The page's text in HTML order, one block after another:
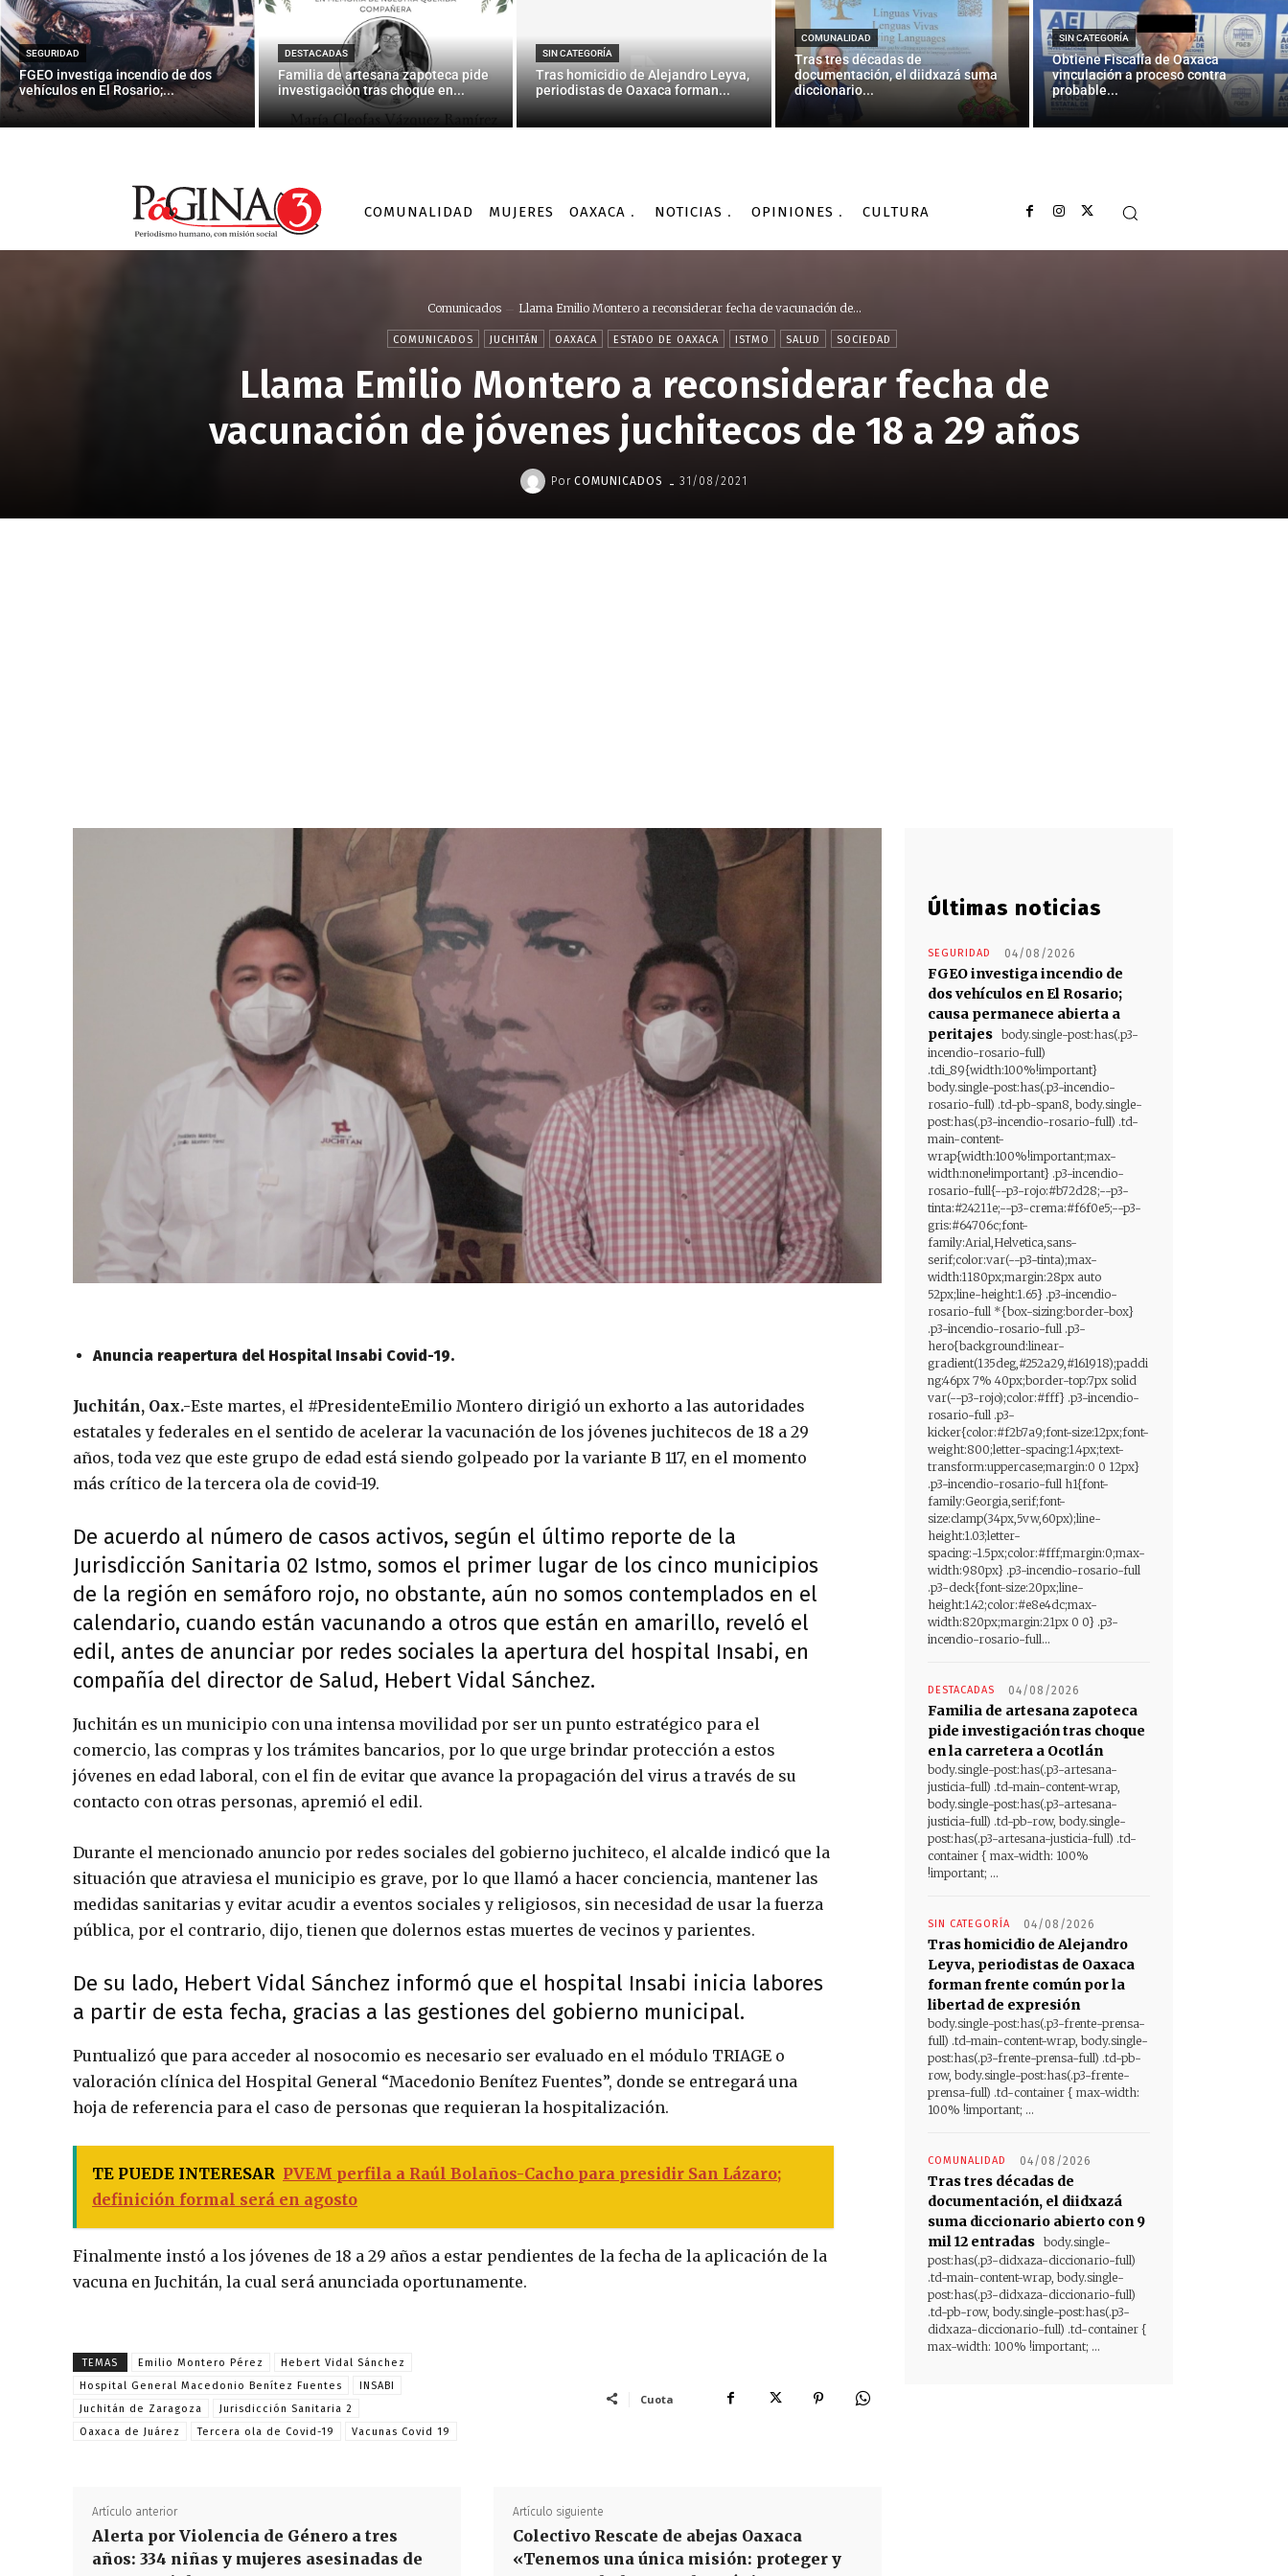
SEGURIDAD
FGEO investiga incendio de dos
vehículos en El Rosario;...
DESTACADAS
Familia de artesana zapoteca pide
investigación tras choque en...
SIN CATEGORÍA
Tras homicidio de Alejandro Leyva,
periodistas de Oaxaca forman...
COMUNALIDAD
Tras tres décadas de
documentación, el diidxazá suma
diccionario...
SIN CATEGORÍA
Obtiene Fiscalía de Oaxaca
vinculación a proceso contra
probable...
COMUNALIDAD MUJERES OAXACA NOTICIAS OPINIONES CULTURA
Comunicados Llama Emilio Montero a reconsiderar fecha de vacunación de...
COMUNICADOS JUCHITÁN OAXACA ESTADO DE OAXACA ISTMO SALUD SOCIEDAD
Llama Emilio Montero a reconsiderar fecha de
vacunación de jóvenes juchitecos de 18 a 29 años
Por COMUNICADOS - 31/08/2021
Anuncia reapertura del Hospital Insabi Covid-19.
Juchitán, Oax.-Este martes, el #PresidenteEmilio Montero dirigió un exhorto a las autoridades
estatales y federales en el sentido de acelerar la vacunación de los jóvenes juchitecos de 18 a 29
años, toda vez que este grupo de edad está siendo golpeado por la variante B 117, en el momento
más crítico de la tercera ola de covid-19.
De acuerdo al número de casos activos, según el último reporte de la
Jurisdicción Sanitaria 02 Istmo, somos el primer lugar de los cinco municipios
de la región en semáforo rojo, no obstante, aún no somos contemplados en el
calendario, cuando están vacunando a otros que están en amarillo, reveló el
edil, antes de anunciar por redes sociales la apertura del hospital Insabi, en
compañía del director de Salud, Hebert Vidal Sánchez.
Juchitán es un municipio con una intensa movilidad por ser un punto estratégico para el
comercio, las compras y los trámites bancarios, por lo que urge brindar protección a estos
jóvenes en edad laboral, con el fin de evitar que avance la propagación del virus a través de su
contacto con otras personas, apremió el edil.
Durante el mencionado anuncio por redes sociales del gobierno juchiteco, el alcalde indicó que la
situación que atraviesa el municipio es grave, por lo que llamó a hacer conciencia, mantener las
medidas sanitarias y evitar acudir a eventos sociales y religiosos, sin necesidad de usar la fuerza
pública, por el contrario, dijo, tienen que dolernos estas muertes de vecinos y parientes.
De su lado, Hebert Vidal Sánchez informó que el hospital Insabi inicia labores
a partir de esta fecha, gracias a las gestiones del gobierno municipal.
Puntualizó que para acceder al nosocomio es necesario ser evaluado en el módulo TRIAGE o
valoración clínica del Hospital General “Macedonio Benítez Fuentes”, donde se entregará una
hoja de referencia para el caso de personas que requieran la hospitalización.
TE PUEDE INTERESAR PVEM perfila a Raúl Bolaños-Cacho para presidir San Lázaro;
definición formal será en agosto
Finalmente instó a los jóvenes de 18 a 29 años a estar pendientes de la fecha de la aplicación de la
vacuna en Juchitán, la cual será anunciada oportunamente.
TEMAS Emilio Montero Pérez
Hebert Vidal Sánchez
Hospital General Macedonio Benítez Fuentes
INSABI
Juchitán de Zaragoza
Jurisdicción Sanitaria 2
Oaxaca de Juárez
Tercera ola de Covid-19 Vacunas Covid 19
Cuota
Artículo anterior
Alerta por Violencia de Género a tres
años: 334 niñas y mujeres asesinadas de
Artículo siguiente
Colectivo Rescate de abejas Oaxaca
«Tenemos una única misión: proteger y
Últimas noticias
SEGURIDAD 04/08/2026
FGEO investiga incendio de
dos vehículos en El Rosario;
causa permanece abierta a
peritajes body.single-post:has(.p3-
incendio-rosario-full)
.tdi_89{width:100%!important}
body.single-post:has(.p3-incendio-
rosario-full) .td-pb-span8, body.single-
post:has(.p3-incendio-rosario-full) .td-
main-content-
wrap{width:100%!important;max-
width:none!important} .p3-incendio-
rosario-full{--p3-rojo:#b72d28;--p3-
tinta:#24211e;--p3-crema:#f6f0e5;--p3-
gris:#64706c;font-
family:Arial,Helvetica,sans-
serif;color:var(--p3-tinta);max-
width:1180px;margin:28px auto
52px;line-height:1.65} .p3-incendio-
rosario-full *{box-sizing:border-box}
.p3-incendio-rosario-full .p3-
hero{background:linear-
gradient(135deg,#252a29,#161918);paddi
ng:46px 7% 40px;border-top:7px solid
var(--p3-rojo);color:#fff} .p3-incendio-
rosario-full .p3-
kicker{color:#f2b7a9;font-size:12px;font-
weight:800;letter-spacing:1.4px;text-
transform:uppercase;margin:0 0 12px}
.p3-incendio-rosario-full h1{font-
family:Georgia,serif;font-
size:clamp(34px,5vw,60px);line-
height:1.03;letter-
spacing:-1.5px;color:#fff;margin:0;max-
width:980px} .p3-incendio-rosario-full
.p3-deck{font-size:20px;line-
height:1.42;color:#e8e4dc;max-
width:820px;margin:21px 0 0} .p3-
incendio-rosario-full...
DESTACADAS 04/08/2026
Familia de artesana zapoteca
pide investigación tras choque
en la carretera a Ocotlán
body.single-post:has(.p3-artesana-
justicia-full) .td-main-content-wrap,
body.single-post:has(.p3-artesana-
justicia-full) .td-pb-row, body.single-
post:has(.p3-artesana-justicia-full) .td-
container { max-width: 100%
!important; ...
SIN CATEGORÍA 04/08/2026
Tras homicidio de Alejandro
Leyva, periodistas de Oaxaca
forman frente común por la
libertad de expresión
body.single-post:has(.p3-frente-prensa-
full) .td-main-content-wrap, body.single-
post:has(.p3-frente-prensa-full) .td-pb-
row, body.single-post:has(.p3-frente-
prensa-full) .td-container { max-width:
100% !important; ...
COMUNALIDAD 04/08/2026
Tras tres décadas de
documentación, el diidxazá
suma diccionario abierto con 9
mil 12 entradas body.single-
post:has(.p3-didxaza-diccionario-full)
.td-main-content-wrap, body.single-
post:has(.p3-didxaza-diccionario-full)
.td-pb-row, body.single-post:has(.p3-
didxaza-diccionario-full) .td-container {
max-width: 100% !important; ...